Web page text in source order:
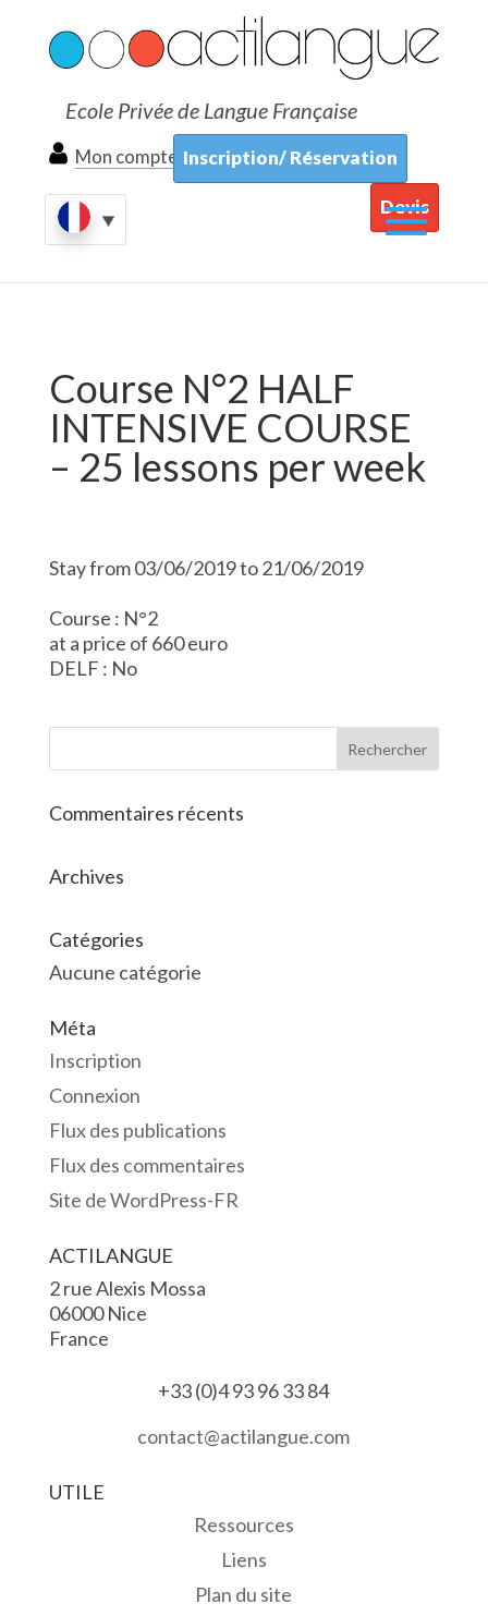
Ecole Privée de Langue Française
Mon compte Inscription/ Réservation
Devis
Course N°2 HALF
INTENSIVE COURSE
– 25 lessons per week
Stay from 03/06/2019 to 21/06/2019
Course : N°2
at a price of 660 euro
DELF : No
Commentaires récents
Archives
Catégories
Aucune catégorie
Méta
Inscription
Connexion
Flux des publications
Flux des commentaires
Site de WordPress-FR
ACTILANGUE
2 rue Alexis Mossa
06000 Nice
France
+33 (0)4 93 96 33 84
contact@actilangue.com
UTILE
Ressources
Liens
Plan du site